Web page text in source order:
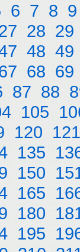
6 7 8 9
28 29
48 49
68 69
87 88
105
120 121
135
150
165
180
195